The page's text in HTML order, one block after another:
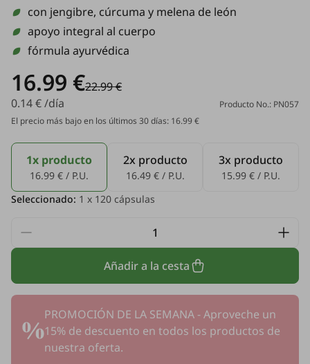
con jengibre, cúrcuma y melena de león
apoyo integral al cuerpo
fórmula ayurvédica
16.99 €22.99 €
0.14 € /día
Producto No.: PN057
El precio más bajo en los últimos 30 días: 16.99 €
1x producto
16.99 € / P.U.
2x producto
16.49 € / P.U.
3x producto
15.99 € / P.U.
Seleccionado: 1 x 120 cápsulas
Añadir a la cesta
PROMOCIÓN DE LA SEMANA - Aproveche un
15% de descuento en todos los productos de
nuestra oferta.